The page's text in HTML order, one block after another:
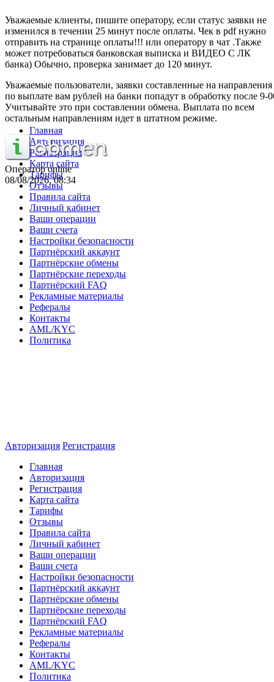
Уважаемые клиенты, пишите оператору, если статус заявки не
изменился в течении 25 минут после оплаты. Чек в pdf нужно
отправить на странице оплаты!!! или оператору в чат .Также
может потребоваться банковская выписка и ВИДЕО С ЛК
банка) Обычно, проверка занимает до 120 минут.
Уважаемые пользователи, заявки составленные на направления
по выплате вам рублей на банки попадут в обработку после 9-
Учитывайте это при составлении обмена. Выплата по всем
остальным направлениям идет в штатном режиме.
Оператор online
08/08/2026, 08:34
Главная
Авторизация
Регистрация
Карта сайта
Тарифы
Отзывы
Правила сайта
Личный кабинет
Ваши операции
Ваши счета
Настройки безопасности
Партнёрский аккаунт
Партнёрские обмены
Партнёрские переходы
Партнёрский FAQ
Рекламные материалы
Рефералы
Контакты
AML/KYC
Политика
Авторизация Регистрация
Главная
Авторизация
Регистрация
Карта сайта
Тарифы
Отзывы
Правила сайта
Личный кабинет
Ваши операции
Ваши счета
Настройки безопасности
Партнёрский аккаунт
Партнёрские обмены
Партнёрские переходы
Партнёрский FAQ
Рекламные материалы
Рефералы
Контакты
AML/KYC
Политика